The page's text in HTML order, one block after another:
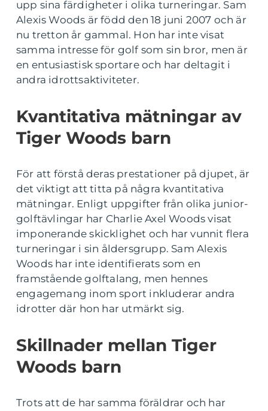
upp sina färdigheter i olika turneringar. Sam
Alexis Woods är född den 18 juni 2007 och är
nu tretton år gammal. Hon har inte visat
samma intresse för golf som sin bror, men är
en entusiastisk sportare och har deltagit i
andra idrottsaktiviteter.
Kvantitativa mätningar av
Tiger Woods barn
För att förstå deras prestationer på djupet, är
det viktigt att titta på några kvantitativa
mätningar. Enligt uppgifter från olika junior-
golftävlingar har Charlie Axel Woods visat
imponerande skicklighet och har vunnit flera
turneringar i sin åldersgrupp. Sam Alexis
Woods har inte identifierats som en
framstående golftalang, men hennes
engagemang inom sport inkluderar andra
idrotter där hon har utmärkt sig.
Skillnader mellan Tiger
Woods barn
Trots att de har samma föräldrar och har